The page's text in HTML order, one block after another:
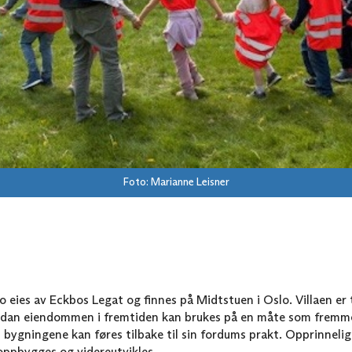
Foto: Marianne Leisner
eies av Eckbos Legat og finnes på Midtstuen i Oslo. Villaen
eiendommen i fremtiden kan brukes på en måte som
kan føres tilbake til sin fordums prakt.